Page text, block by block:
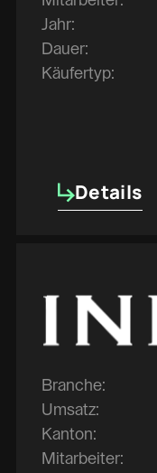
Jahr:
Dauer:
Käufertyp:
Details
Details
Branche:
Umsatz:
Kanton:
Mitarbeiter: